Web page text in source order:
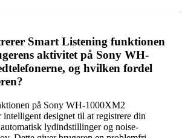
Smart Listening funktionen
aktivitet på Sony WH-
og hvilken fordel
på Sony WH-1000XM2
intelligent designet til at registrere din
lydindstillinger og noise-